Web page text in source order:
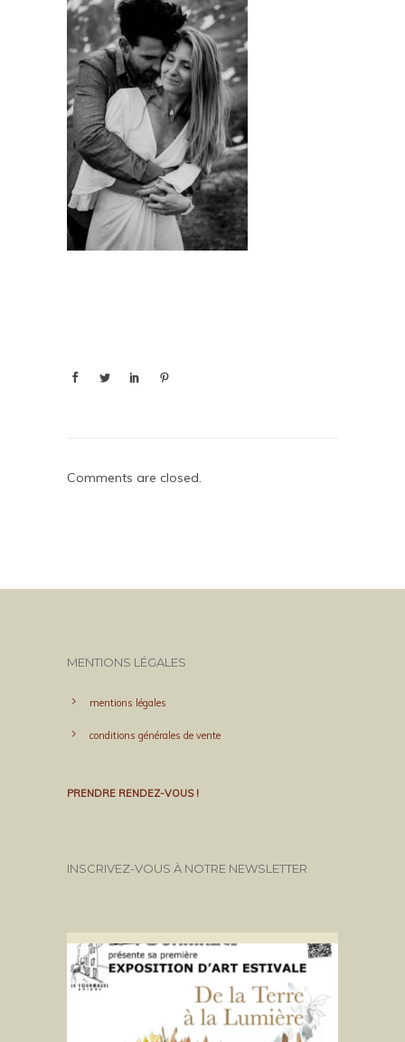
Comments are closed.
MENTIONS LÉGALES
mentions légales
conditions générales de vente
PRENDRE RENDEZ-VOUS !
INSCRIVEZ-VOUS À NOTRE NEWSLETTER